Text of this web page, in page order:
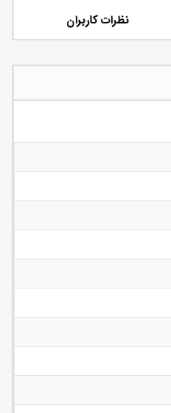
نظرات کاربران